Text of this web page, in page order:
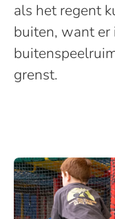
als het regent
buiten, want er
grenst.